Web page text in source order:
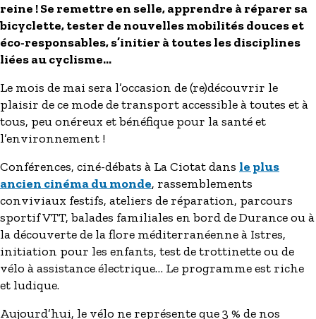
reine ! Se remettre en selle, apprendre à réparer sa
bicyclette, tester de nouvelles mobilités douces et
éco-responsables, s’initier à toutes les disciplines
liées au cyclisme…
Le mois de mai sera l’occasion de (re)découvrir le
plaisir de ce mode de transport accessible à toutes et à
tous, peu onéreux et bénéfique pour la santé et
l’environnement !
Conférences, ciné-débats à La Ciotat dans le plus
ancien cinéma du monde, rassemblements
conviviaux festifs, ateliers de réparation, parcours
sportif VTT, balades familiales en bord de Durance ou à
la découverte de la flore méditerranéenne à Istres,
initiation pour les enfants, test de trottinette ou de
vélo à assistance électrique… Le programme est riche
et ludique.
Aujourd’hui, le vélo ne représente que 3 % de nos